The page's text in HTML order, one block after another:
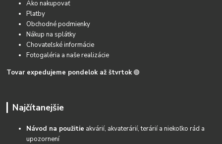
Ako nakupovať
Platby
Obchodné podmienky
Nákup na splátky
Chovateľské informácie
Fotogaléria a naše realizácie
Tovar expedujeme pondelok až štvrtok 🟢
Najčítanejšie
Návod na použitie akvárií, akvaterárií, terárií a niekoľko rád a
upozornení